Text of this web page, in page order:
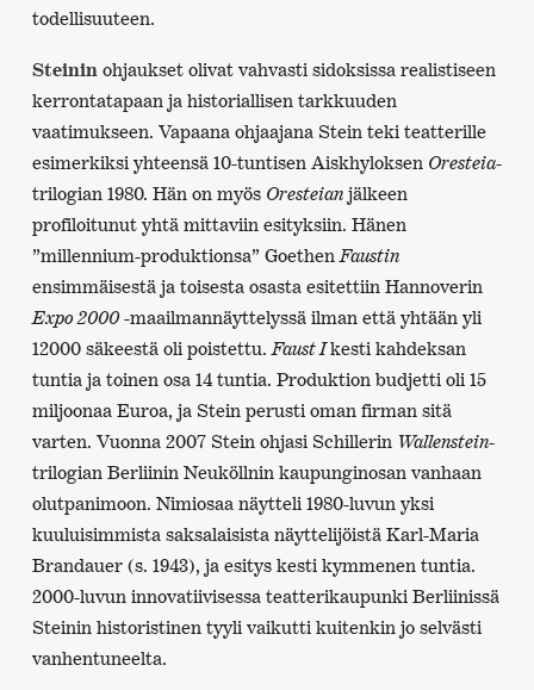
todellisuuteen.
Steinin ohjaukset olivat vahvasti sidoksissa realistiseen
kerrontatapaan ja historiallisen tarkkuuden
vaatimukseen. Vapaana ohjaajana Stein teki teatterille
esimerkiksi yhteensä 10-tuntisen Aiskhyloksen Oresteia-
trilogian 1980. Hän on myös Oresteianjälkeen
profiloitunut yhtä mittaviin esityksiin. Hänen
”millennium-produktionsa” Goethen Faustin
ensimmäisestä ja toisesta osasta esitettiin Hannoverin
Expo 2000-maailmannäyttelyssä ilman että yhtään yli
12000 säkeestä oli poistettu. Faust Ikesti kahdeksan
tuntia ja toinen osa 14 tuntia. Produktion budjetti oli 15
miljoonaa Euroa, ja Stein perusti oman firman sitä
varten. Vuonna 2007 Stein ohjasi Schillerin Wallenstein-
trilogian Berliinin Neuköllnin kaupunginosan vanhaan
olutpanimoon. Nimiosaa näytteli 1980-luvun yksi
kuuluisimmista saksalaisista näyttelijöistä Karl-Maria
Brandauer (s. 1943), ja esitys kesti kymmenen tuntia.
2000-luvun innovatiivisessa teatterikaupunki Berliinissä
Steinin historistinen tyyli vaikutti kuitenkin jo selvästi
vanhentuneelta.